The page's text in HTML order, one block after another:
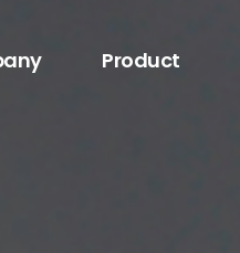
Product